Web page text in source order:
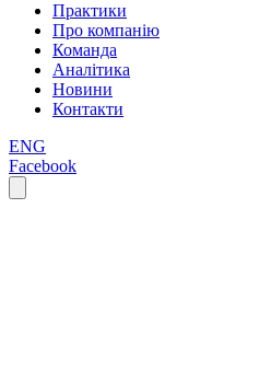
Практики
Про компанію
Команда
Аналітика
Новини
Контакти
ENG
Facebook